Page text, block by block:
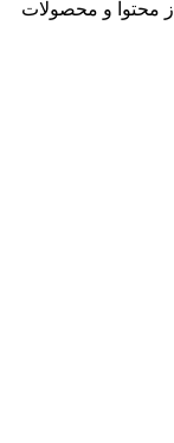
و محصولات